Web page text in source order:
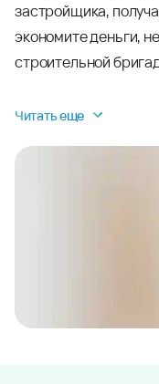
застройщика,
экономите деньги,
строительной
Читать еще